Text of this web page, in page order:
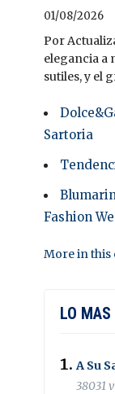
01/08/2026
Por
elegancia a
sutiles, y el
Sartoria
Fashion
More in this
LO MAS
A Su
38031